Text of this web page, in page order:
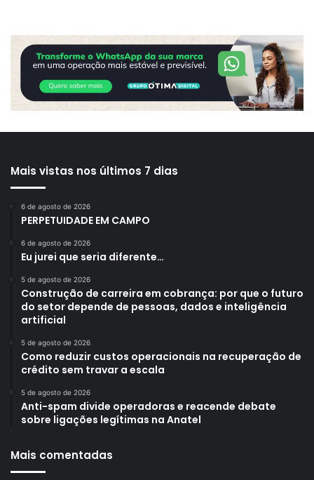
Mais vistas nos últimos 7 dias
6 de agosto de 2026
PERPETUIDADE EM CAMPO
6 de agosto de 2026
Eu jurei que seria diferente…
5 de agosto de 2026
Construção de carreira em cobrança: por que o futuro
do setor depende de pessoas, dados e inteligência
artificial
5 de agosto de 2026
Como reduzir custos operacionais na recuperação de
crédito sem travar a escala
5 de agosto de 2026
Anti-spam divide operadoras e reacende debate
sobre ligações legítimas na Anatel
Mais comentadas